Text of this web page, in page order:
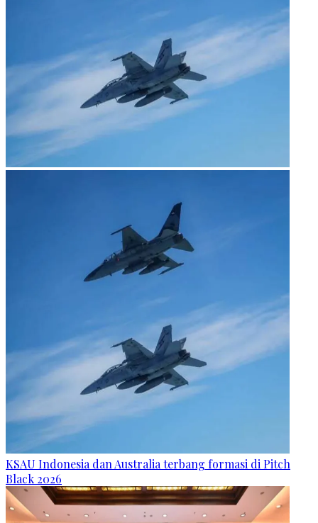
KSAU Indonesia dan Australia terbang formasi di Pitch
Black 2026